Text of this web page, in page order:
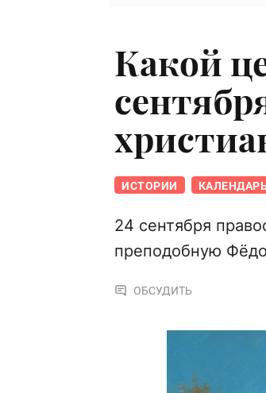
Какой
ИСТОРИИ
24 сентября
преподобную
ОБСУДИТЬ